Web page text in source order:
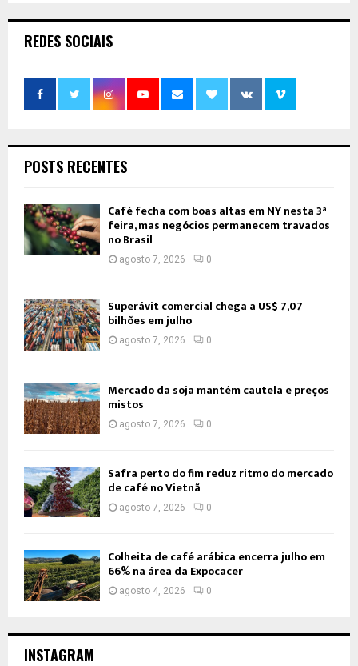
REDES SOCIAIS
POSTS RECENTES
Café fecha com boas altas em NY nesta 3ª
feira, mas negócios permanecem travados
no Brasil
agosto 7, 2026 0
Superávit comercial chega a US$ 7,07
bilhões em julho
agosto 7, 2026 0
Mercado da soja mantém cautela e preços
mistos
agosto 7, 2026 0
Safra perto do fim reduz ritmo do mercado
de café no Vietnã
agosto 7, 2026 0
Colheita de café arábica encerra julho em
66% na área da Expocacer
agosto 4, 2026 0
INSTAGRAM